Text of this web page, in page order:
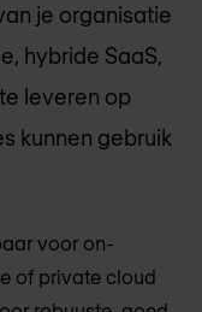
je organisatie
hybride SaaS,
leveren op
kunnen gebruik
voor on-
of private cloud